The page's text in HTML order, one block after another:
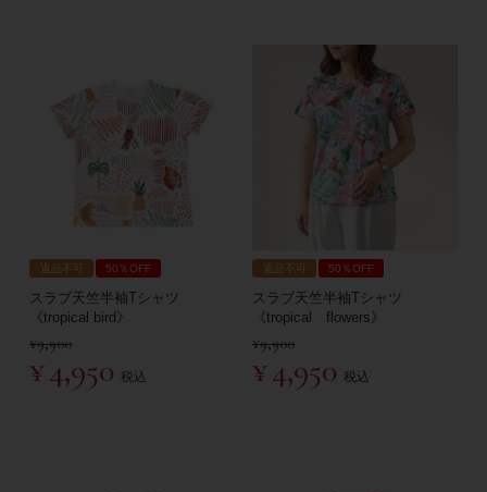
返品不可 50％OFF
スラブ天竺半袖Tシャツ
《tropical bird》
¥9,900
¥4,950 税込
返品不可 50％OFF
スラブ天竺半袖Tシャツ
《tropical flowers》
¥9,900
¥4,950 税込